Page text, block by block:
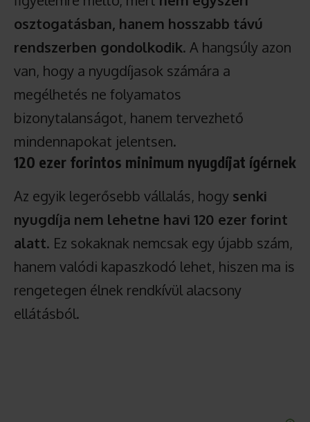
osztogatásban, hanem hosszabb távú
rendszerben gondolkodik. A hangsúly azon
van, hogy a nyugdíjasok számára a
megélhetés ne folyamatos
bizonytalanságot, hanem tervezhető
mindennapokat jelentsen.
120 ezer forintos minimum nyugdíjat ígérnek
Az egyik legerősebb vállalás, hogy senki
nyugdíja nem lehetne havi 120 ezer forint
alatt. Ez sokaknak nemcsak egy újabb szám,
hanem valódi kapaszkodó lehet, hiszen ma is
rengetegen élnek rendkívül alacsony
ellátásból.